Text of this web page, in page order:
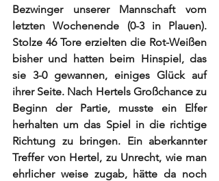
Bezwinger unserer Mannschaft vom
letzten Wochenende (0-3 in Plauen).
Stolze 46 Tore erzielten die Rot-Weißen
bisher und hatten beim Hinspiel, das
sie 3-0 gewannen, einiges Glück auf
ihrer Seite. Nach Hertels Großchance zu
Beginn der Partie, musste ein Elfer
herhalten um das Spiel in die richtige
Richtung zu bringen. Ein aberkannter
Treffer von Hertel, zu Unrecht, wie man
ehrlicher weise zugab, hätte da noch